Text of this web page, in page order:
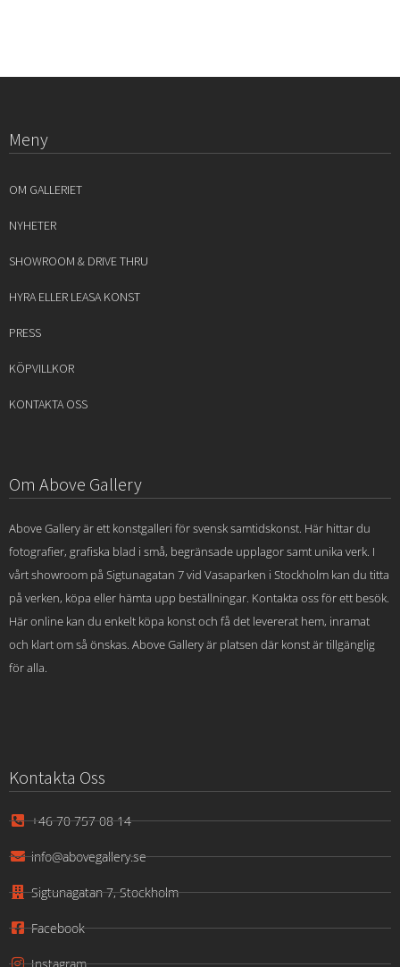
Meny
OM GALLERIET
NYHETER
SHOWROOM & DRIVE THRU
HYRA ELLER LEASA KONST
PRESS
KÖPVILLKOR
KONTAKTA OSS
Om Above Gallery
Above Gallery är ett konstgalleri för svensk samtidskonst. Här hittar du
fotografier, grafiska blad i små, begränsade upplagor samt unika verk. I
vårt showroom på Sigtunagatan 7 vid Vasaparken i Stockholm kan du titta
på verken, köpa eller hämta upp beställningar. Kontakta oss för ett besök.
Här online kan du enkelt köpa konst och få det levererat hem, inramat
och klart om så önskas. Above Gallery är platsen där konst är tillgänglig
för alla.
Kontakta Oss
+46 70 757 08 14
info@abovegallery.se
Sigtunagatan 7, Stockholm
Facebook